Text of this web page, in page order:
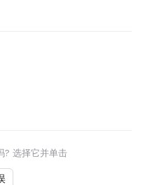
? 选择它并单击